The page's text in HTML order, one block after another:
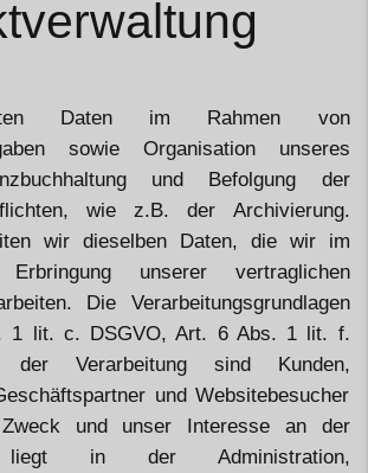
Daten im Rahmen von
sowie Organisation unseres
und Befolgung der
wie z.B. der Archivierung.
wir dieselben Daten, die wir im
unserer vertraglichen
Die Verarbeitungsgrundlagen
1 lit. c. DSGVO, Art. 6 Abs. 1 lit. f.
der Verarbeitung sind Kunden,
und Websitebesucher
und unser Interesse an der
liegt in der Administration,